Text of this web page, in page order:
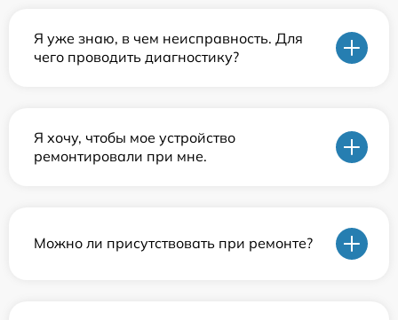
Я уже знаю, в чем неисправность. Для
чего проводить диагностику?
Я хочу, чтобы мое устройство
ремонтировали при мне.
Можно ли присутствовать при ремонте?